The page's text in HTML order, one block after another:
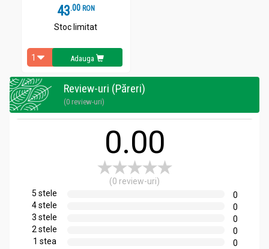
saptamana.43.0 RON
Stoc limitat
Adauga
Review-uri (Păreri)
(0 review-uri)
0.00
(0 review-uri)
5 stele
0
4 stele
0
3 stele
0
2 stele
0
1 stea
0